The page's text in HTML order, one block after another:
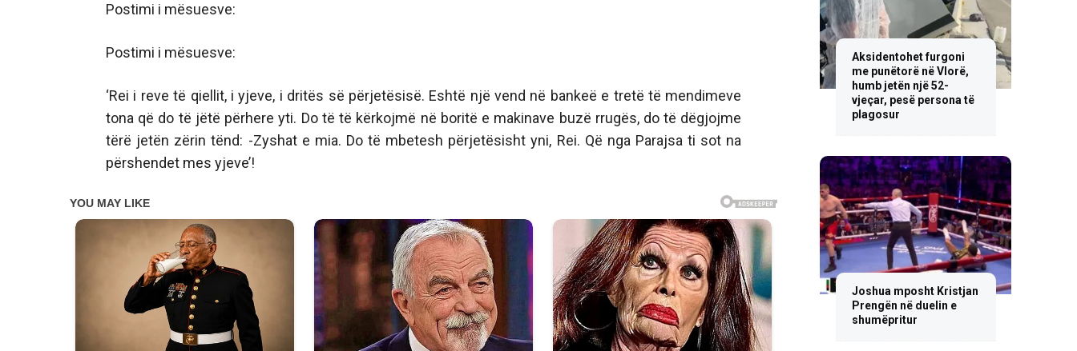
Postimi i mësuesve:
Postimi i mësuesve:
‘Rei i reve të qiellit, i yjeve, i dritës së përjetësisë. Eshtë një vend në bankeë e tretë të mendimeve
tona që do të jëtë përhere yti. Do të të kërkojmë në boritë e makinave buzë rrugës, do të dëgjojme
tërë jetën zërin tënd: -Zyshat e mia. Do të mbetesh përjetësisht yni, Rei. Që nga Parajsa ti sot na
përshendet mes yjeve’!
Aksidentohet furgoni
me punëtorë në Vlorë,
humb jetën një 52-
vjeçar, pesë persona të
plagosur
Joshua mposht Kristjan
Prengën në duelin e
shumëpritur